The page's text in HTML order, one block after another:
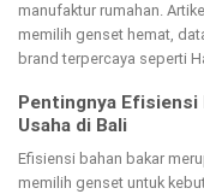
manufaktur rumahan.
memilih genset hemat,
brand terpercaya seperti
Pentingnya Efisiensi
Usaha di Bali
Efisiensi bahan bakar
memilih genset untuk